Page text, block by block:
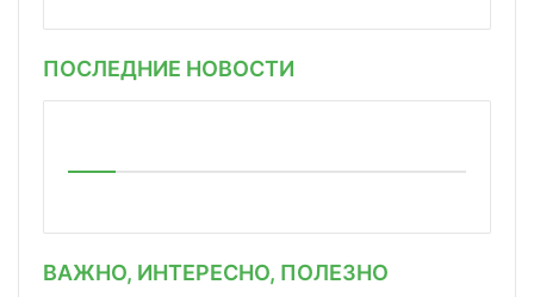
ПОСЛЕДНИЕ НОВОСТИ
ВАЖНО, ИНТЕРЕСНО, ПОЛЕЗНО